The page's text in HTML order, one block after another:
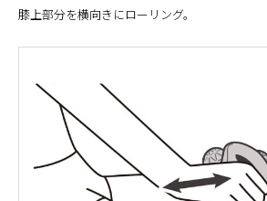
膝上部分を横向きにローリング。